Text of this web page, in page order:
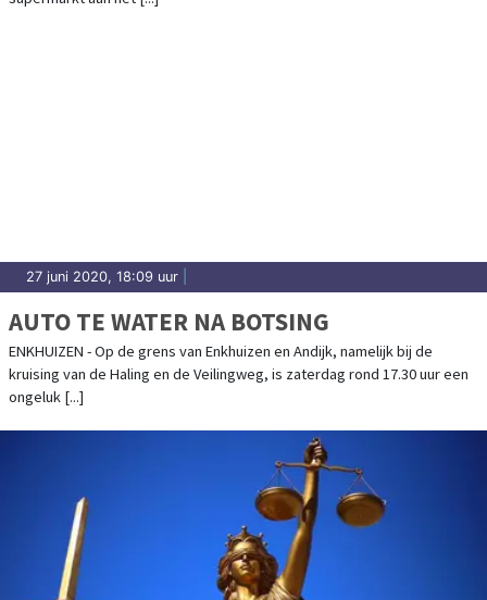
27 juni 2020, 18:09 uur
AUTO TE WATER NA BOTSING
ENKHUIZEN - Op de grens van Enkhuizen en Andijk, namelijk bij de
kruising van de Haling en de Veilingweg, is zaterdag rond 17.30 uur een
ongeluk [...]